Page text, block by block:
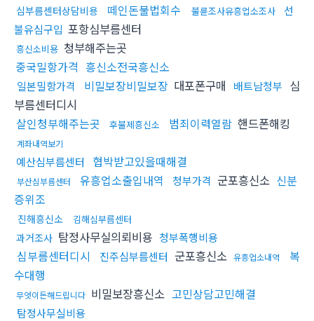
심부름센터상담비용 떼인돈불법회수 불륜조사유흥업소조사
선
불유심구입 포항심부름센터
흥신소비용 청부해주는곳
중국밀항가격 흥신소전국흥신소
일본밀항가격 비밀보장비밀보장 대포폰구매 배트남청부 심
부름센터디시
살인청부해주는곳
후불제흥신소 범죄이력열람 핸드폰해킹
계좌내역보기
예산심부름센터 협박받고있을때해결
부산심부름센터 유흥업소출입내역 청부가격 군포흥신소 신분
증위조
진해흥신소 김해심부름센터
과거조사 탐정사무실의뢰비용 청부폭행비용
심부름센터디시 진주심부름센터 군포흥신소 유흥업소내역
복
수대행
무엇이든해드립니다 비밀보장흥신소 고민상담고민해결
탐정사무실비용